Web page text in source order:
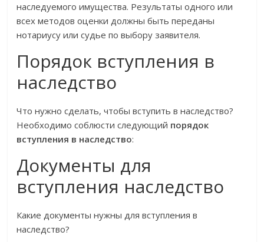
наследуемого имущества. Результаты одного или
всех методов оценки должны быть переданы
нотариусу или судье по выбору заявителя.
Порядок вступления в
наследство
Что нужно сделать, чтобы вступить в наследство?
Необходимо соблюсти следующий порядок
вступления в наследство:
Документы для
вступления наследство
Какие документы нужны для вступления в
наследство?